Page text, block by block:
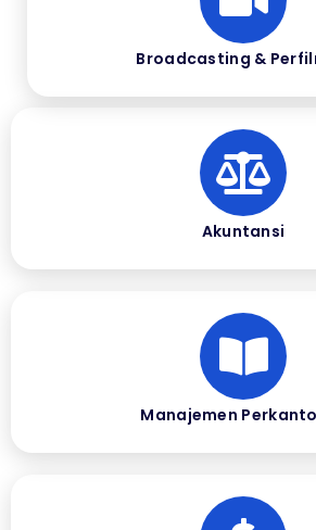
Broadcasting &
Akuntansi
Manajemen